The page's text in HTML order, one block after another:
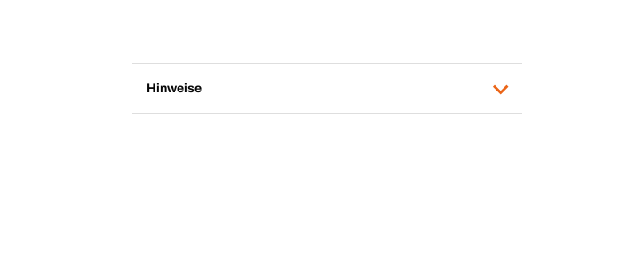
Hinweise